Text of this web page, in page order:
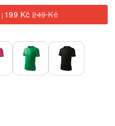
| 199 Kč249 Kč